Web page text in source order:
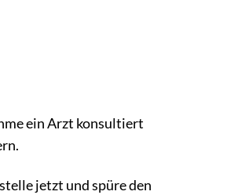
ein Arzt konsultiert
jetzt und spüre den